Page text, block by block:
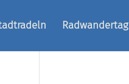
Radwandertag